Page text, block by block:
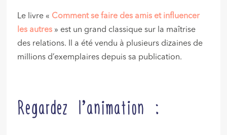
Le livre « Comment se faire des amis et influencer
les autres » est un grand classique sur la maîtrise
des relations. Il a été vendu à plusieurs dizaines de
millions d’exemplaires depuis sa publication.
Regardez l’animation :